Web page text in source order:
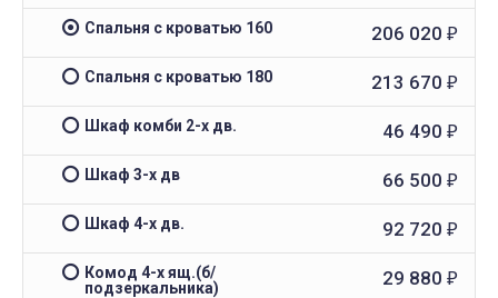
Спальня с кроватью 160 206 020 ₽
Спальня с кроватью 180 213 670 ₽
Шкаф комби 2-х дв. 46 490 ₽
Шкаф 3-х дв 66 500 ₽
Шкаф 4-х дв. 92 720 ₽
Комод 4-х ящ.(б/
подзеркальника)
29 880 ₽